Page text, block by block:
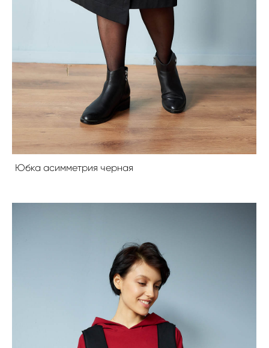
Юбка асимметрия черная